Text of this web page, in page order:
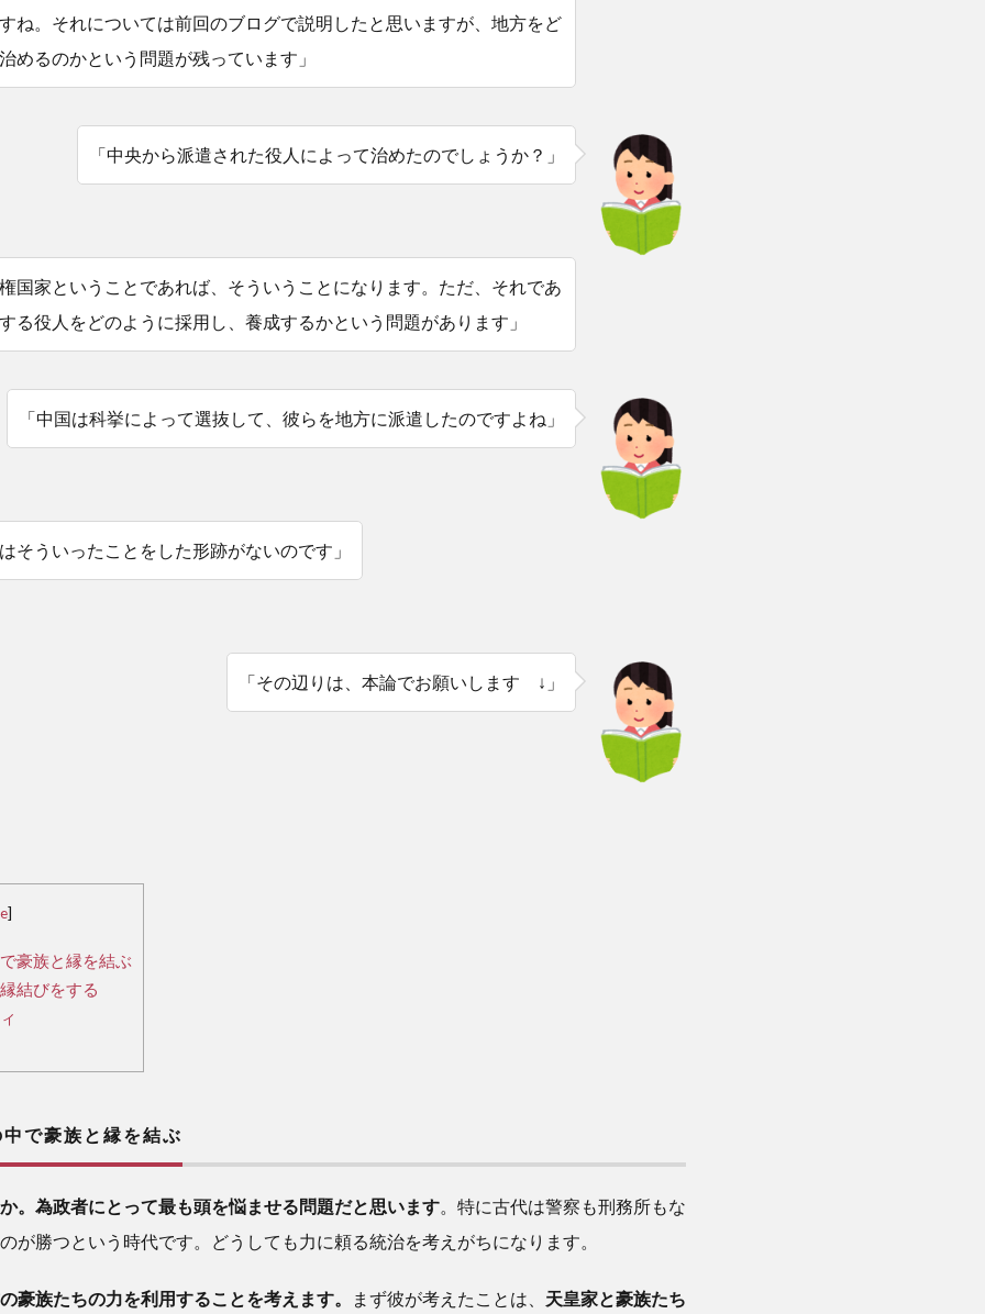
ね。それについては前回のブログで説明したと思いますが、地方をど
めるのかという問題が残っています」
「中央から派遣された役人によって治めたのでしょうか？」
国家ということであれば、そういうことになります。ただ、それであ
る役人をどのように採用し、養成するかという問題があります」
「中国は科挙によって選抜して、彼らを地方に派遣したのですよね」
そういったことをした形跡がないのです」
「その辺りは、本論でお願いします ↓」
]
豪族と縁を結ぶ
結びをする
で豪族と縁を結ぶ
。為政者にとって最も頭を悩ませる問題だと思います 。特に古代は警察も刑務所もな
が勝つという時代です。どうしても力に頼る統治を考えがちになります。
豪族たちの力を利用することを考えます。 まず彼が考えたことは、 天皇家と豪族たち